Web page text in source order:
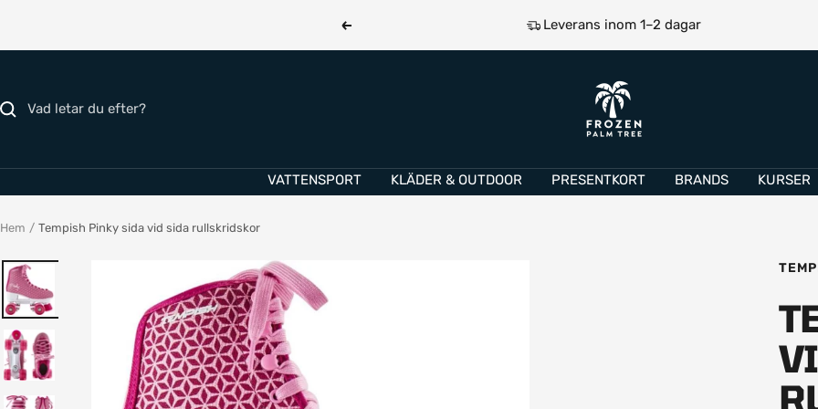
innehållet
Föregående Prismatchning
Frozen
Palm
Tree
VATTENSPORT KLÄDER & OUTDOOR PRESENTKORT BRANDS KURSER
Hem Tempish Pinky sida vid sida rullskridskor